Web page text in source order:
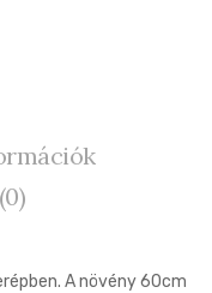
A növény 60cm